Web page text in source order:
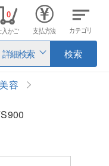
詳細検索 検索
入かご
0
支払方法 カテゴリ
美容